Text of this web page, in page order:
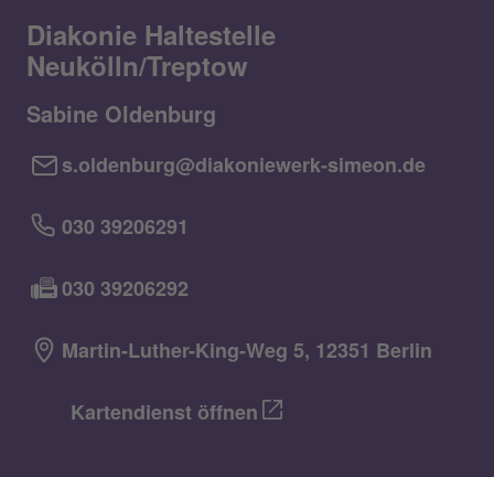
Diakonie Haltestelle
Neukölln/Treptow
Sabine Oldenburg
s.oldenburg@diakoniewerk-simeon.de
030 39206291
030 39206292
Martin-Luther-King-Weg 5, 12351 Berlin
Kartendienst öffnen